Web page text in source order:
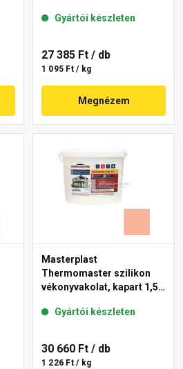
17-D 25 kg
Gyártói készleten
27 385 Ft / db
1 095 Ft / kg
Megnézem
Masterplast
Thermomaster szilikon
vékonyvakolat, kapart 1,5
Gyártói készleten
30 660 Ft / db
1 226 Ft / kg